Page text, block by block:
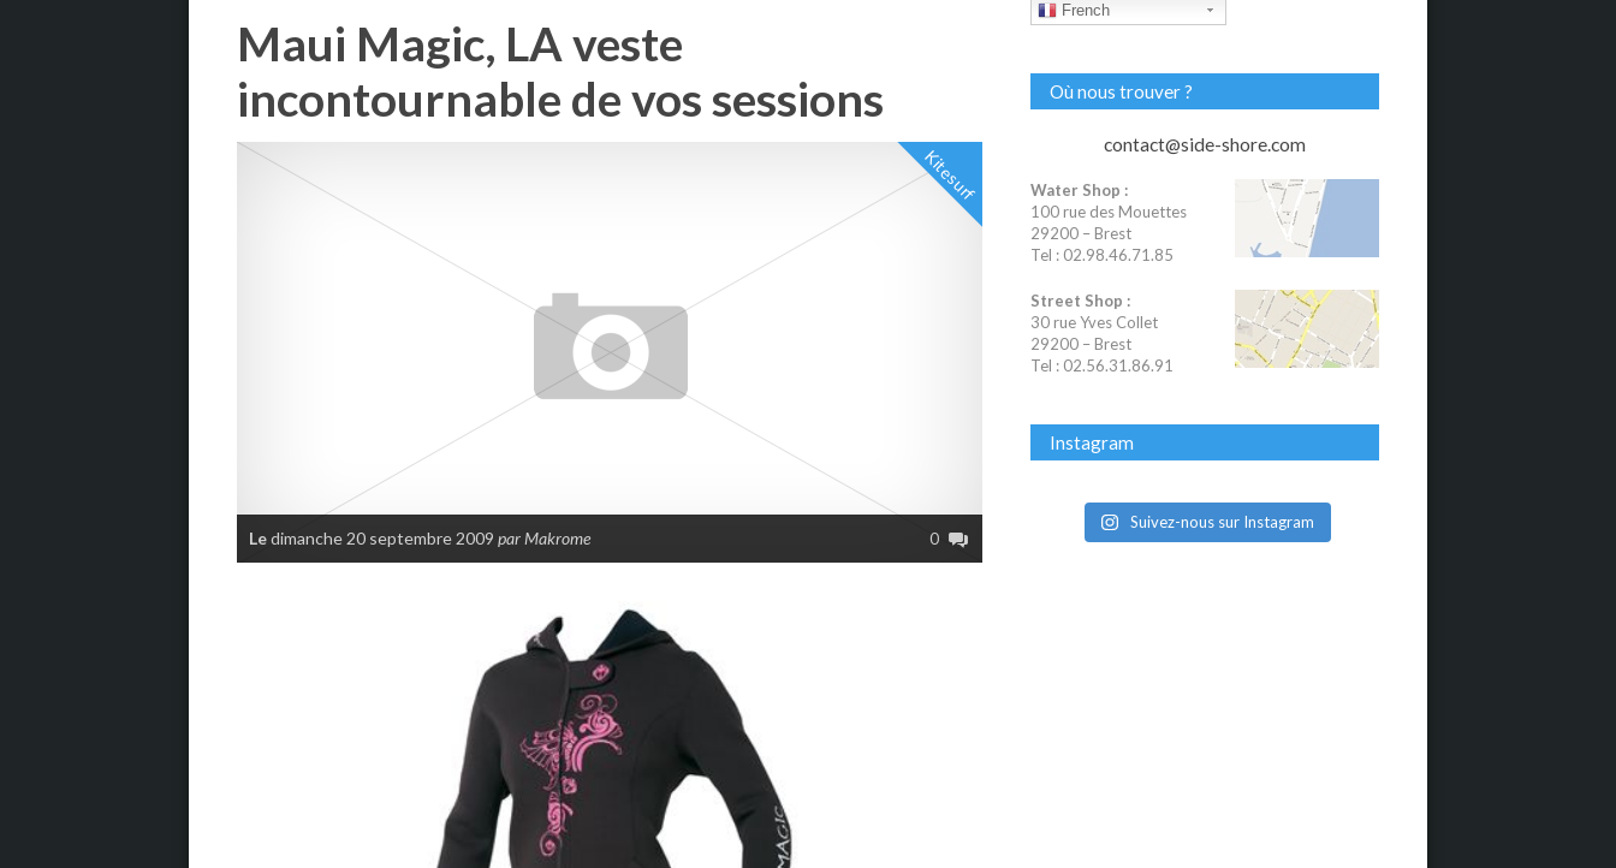
Maui Magic, LA veste
incontournable de vos sessions
Kitesurf
Ledimanche 20 septembre 2009 par Makrome 0
French
Où nous trouver ?
contact@side-shore.com
Water Shop :
100 rue des Mouettes
29200 – Brest
Tel : 02.98.46.71.85
Street Shop :
30 rue Yves Collet
29200 – Brest
Tel : 02.56.31.86.91
Instagram
Suivez-nous sur Instagram